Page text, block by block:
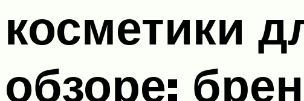
косметики
обзоре: